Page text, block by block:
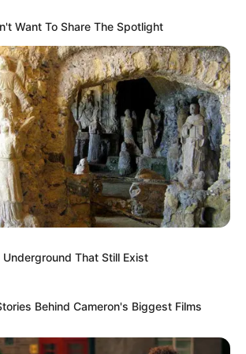
മെച്ചപ്പെട്ട പ്രവര്‍ത്തനം
അതിന് പ്രതിപക്ഷത്ത് നിന്നും
ആവശ്യമാണ്. സര്‍ക്കാരിനൊപ്പം
താന്‍
ഈ ഭരണത്തില്‍
പരിചയസമ്പന്നരുടെ
ആവശ്യമാണെന്നും അദ്ദേഹം
രാജ്യം ഭരണകര്‍ത്താക്കളില്‍ നിന്ന്
വികസനമാണ്
അതിന് പ്രതിപക്ഷവും
പ്രധാനമന്ത്രി പറഞ്ഞു.
Want To Share The Spotlight
Underground That Still Exist
Behind Cameron's Biggest Films